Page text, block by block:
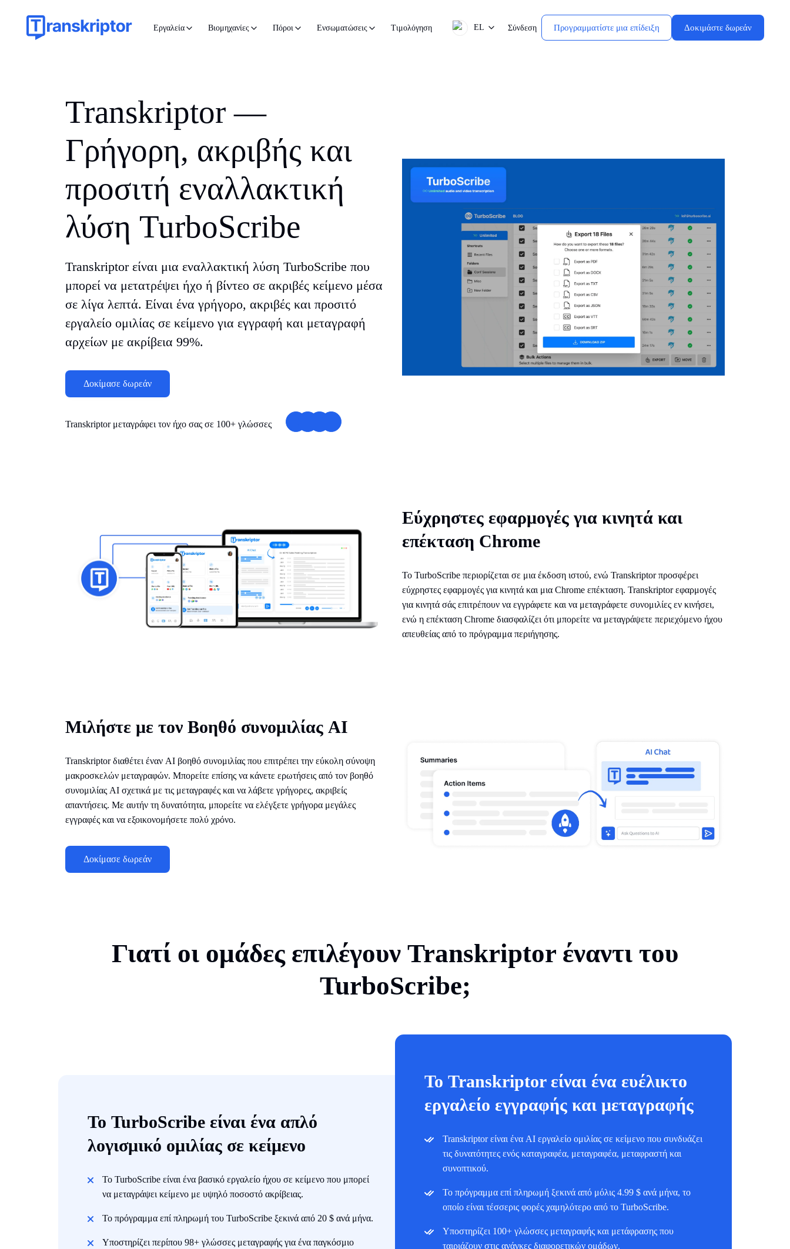
Εργαλεία Βιομηχανίες Πόροι Ενσωματώσεις Τιμολόγηση EL Σύνδεση Προγραμματίστε μια επίδειξη Δοκιμάστε δωρεάν
Transkriptor —
Γρήγορη, ακριβής και
προσιτή εναλλακτική
λύση TurboScribe
Transkriptor είναι μια εναλλακτική λύση TurboScribe που
μπορεί να μετατρέψει ήχο ή βίντεο σε ακριβές κείμενο μέσα
σε λίγα λεπτά. Είναι ένα γρήγορο, ακριβές και προσιτό
εργαλείο ομιλίας σε κείμενο για εγγραφή και μεταγραφή
αρχείων με ακρίβεια 99%.
Δοκίμασε δωρεάν
Transkriptor μεταγράφει τον ήχο σας σε 100+ γλώσσες
Εύχρηστες εφαρμογές για κινητά και
επέκταση Chrome
Το TurboScribe περιορίζεται σε μια έκδοση ιστού, ενώ Transkriptor προσφέρει
εύχρηστες εφαρμογές για κινητά και μια Chrome επέκταση. Transkriptor εφαρμογές
για κινητά σάς επιτρέπουν να εγγράφετε και να μεταγράφετε συνομιλίες εν κινήσει,
ενώ η επέκταση Chrome διασφαλίζει ότι μπορείτε να μεταγράψετε περιεχόμενο ήχου
απευθείας από το πρόγραμμα περιήγησης.
Μιλήστε με τον Βοηθό συνομιλίας AI
Transkriptor διαθέτει έναν AI βοηθό συνομιλίας που επιτρέπει την εύκολη σύνοψη
μακροσκελών μεταγραφών. Μπορείτε επίσης να κάνετε ερωτήσεις από τον βοηθό
συνομιλίας AI σχετικά με τις μεταγραφές και να λάβετε γρήγορες, ακριβείς
απαντήσεις. Με αυτήν τη δυνατότητα, μπορείτε να ελέγξετε γρήγορα μεγάλες
εγγραφές και να εξοικονομήσετε πολύ χρόνο.
Δοκίμασε δωρεάν
Γιατί οι ομάδες επιλέγουν Transkriptor έναντι του
TurboScribe;
Το TurboScribe είναι ένα απλό
λογισμικό ομιλίας σε κείμενο
Το TurboScribe είναι ένα βασικό εργαλείο ήχου σε κείμενο που μπορεί
να μεταγράψει κείμενο με υψηλό ποσοστό ακρίβειας.
Το πρόγραμμα επί πληρωμή του TurboScribe ξεκινά από 20 $ ανά μήνα.
Υποστηρίζει περίπου 98+ γλώσσες μεταγραφής για ένα παγκόσμιο
Το Transkriptor είναι ένα ευέλικτο
εργαλείο εγγραφής και μεταγραφής
Transkriptor είναι ένα AI εργαλείο ομιλίας σε κείμενο που συνδυάζει
τις δυνατότητες ενός καταγραφέα, μεταγραφέα, μεταφραστή και
συνοπτικού.
Το πρόγραμμα επί πληρωμή ξεκινά από μόλις 4.99 $ ανά μήνα, το
οποίο είναι τέσσερις φορές χαμηλότερο από το TurboScribe.
Υποστηρίζει 100+ γλώσσες μεταγραφής και μετάφρασης που
ταιριάζουν στις ανάγκες διαφορετικών ομάδων.